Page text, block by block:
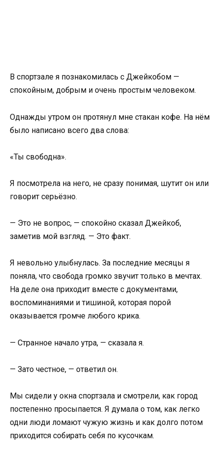
В спортзале я познакомилась с Джейкобом —
спокойным, добрым и очень простым человеком.
Однажды утром он протянул мне стакан кофе. На нём
было написано всего два слова:
«Ты свободна».
Я посмотрела на него, не сразу понимая, шутит он или
говорит серьёзно.
— Это не вопрос, — спокойно сказал Джейкоб,
заметив мой взгляд. — Это факт.
Я невольно улыбнулась. За последние месяцы я
поняла, что свобода громко звучит только в мечтах.
На деле она приходит вместе с документами,
воспоминаниями и тишиной, которая порой
оказывается громче любого крика.
— Странное начало утра, — сказала я.
— Зато честное, — ответил он.
Мы сидели у окна спортзала и смотрели, как город
постепенно просыпается. Я думала о том, как легко
одни люди ломают чужую жизнь и как долго потом
приходится собирать себя по кусочкам.